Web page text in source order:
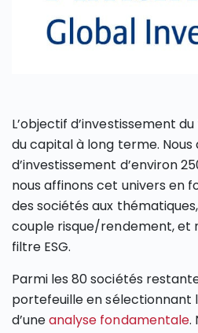
L’objectif d’investissement
du capital à long terme. Nous
d’investissement d’environ
nous affinons cet univers en
des sociétés aux
couple risque/rendement, et
filtre ESG.
Parmi les 80 sociétés
portefeuille en sélectionnant
d’uneanalyse fondamentale.